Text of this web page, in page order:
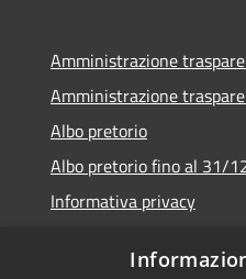
Amministrazione
Amministrazione
Albo pretorio
Albo pretorio fino al 31/
Informativa privacy
Dichiarazione di